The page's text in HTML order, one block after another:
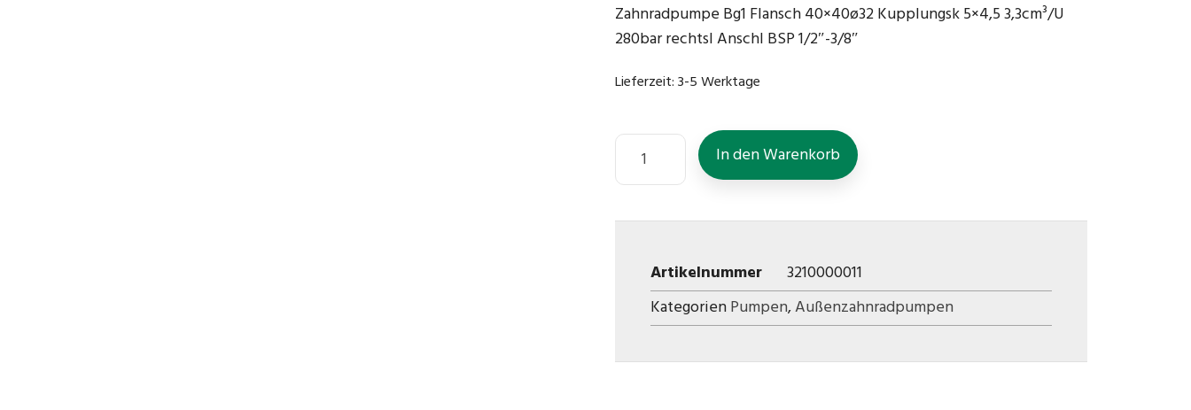
Zahnradpumpe Bg1 Flansch 40×40ø32 Kupplungsk 5×4,5 3,3cm³/U
280bar rechtsl Anschl BSP 1/2″-3/8″
Lieferzeit:3-5 Werktage
In den Warenkorb
Artikelnummer
3210000011
KategorienPumpen,Außenzahnradpumpen